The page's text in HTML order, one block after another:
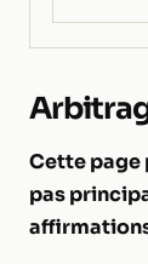
Cette page
pas